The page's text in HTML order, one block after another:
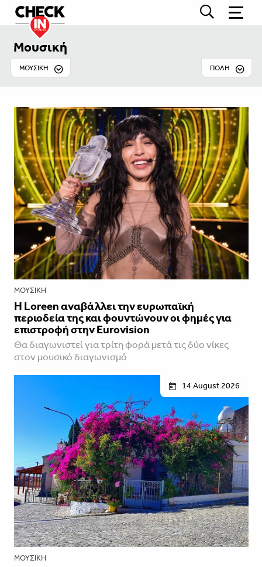
Μουσική
ΜΟΥΣΙΚΉ ΠΟΛΗ
ΜΟΥΣΙΚΉ
Η Loreen αναβάλλει την ευρωπαϊκή
περιοδεία της και φουντώνουν οι φημές για
επιστροφή στην Eurovision
Θα διαγωνιστεί για τρίτη φορά μετά τις δύο νίκες
στον μουσικό διαγωνισμό
14 August 2026
ΜΟΥΣΙΚΉ